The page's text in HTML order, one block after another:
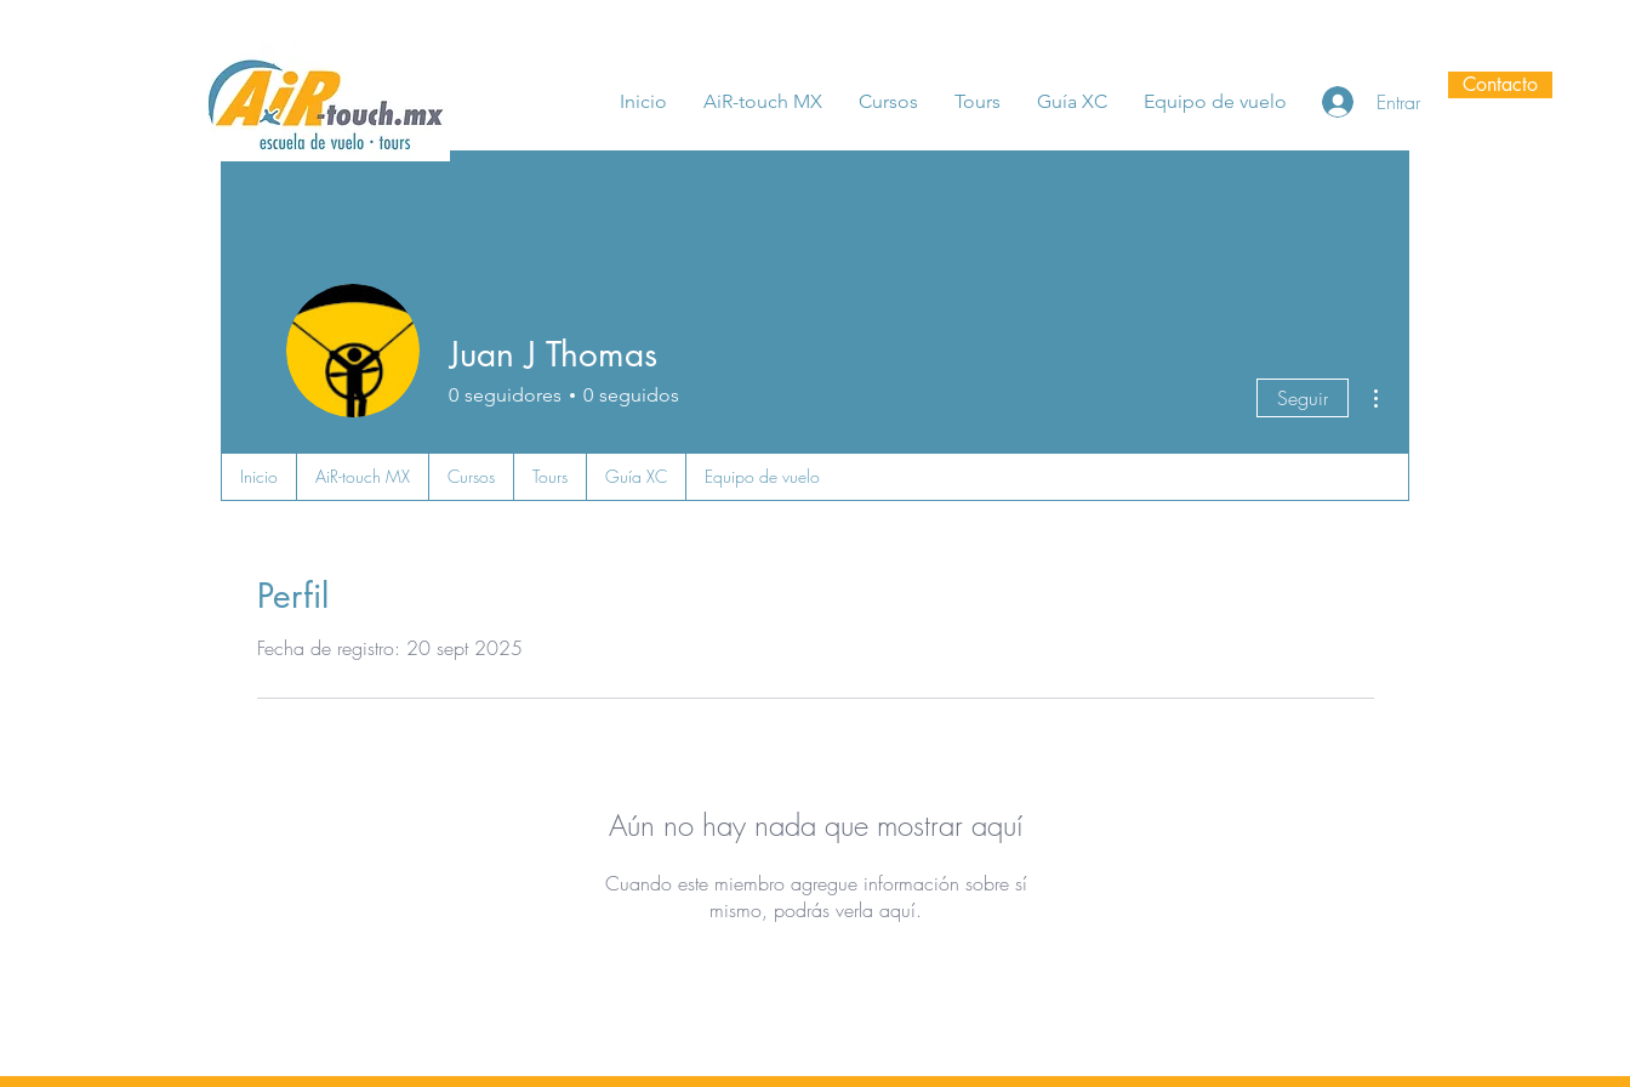
Inicio AiR-touch MX Cursos Tours Guía XC Equipo de vuelo Entrar
Contacto
Perfil
Fecha de registro: 20 sept 2025
Aún no hay nada que mostrar aquí
Cuando este miembro agregue información sobre sí
mismo, podrás verla aquí.
Juan J Thomas
0 seguidores 0 seguidos Seguir
Inicio AiR-touch MX Cursos Tours Guía XC Equipo de vuelo